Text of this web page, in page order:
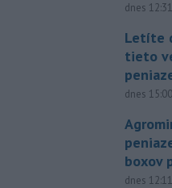
dnes 12:31
Letíte
tieto
dnes 15:00
boxov
dnes 12:11